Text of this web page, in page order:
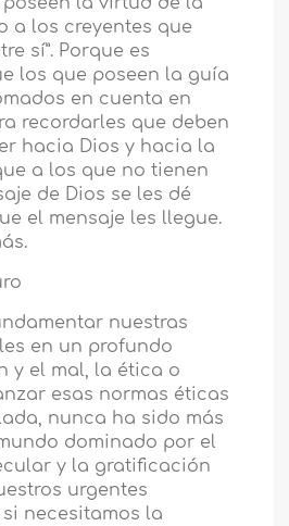
a los creyentes que
sí”. Porque es
los que poseen la guía
en cuenta en
recordarles que deben
hacia Dios y hacia la
a los que no tienen
de Dios se les dé
el mensaje les llegue.
nuestras
en un profundo
y el mal, la ética o
esas normas éticas
nunca ha sido más
dominado por el
y la gratificación
urgentes
necesitamos la